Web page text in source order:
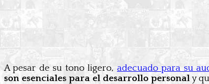
A pesar de su tono ligero, adecuado para su
son esenciales para el desarrollo personaly